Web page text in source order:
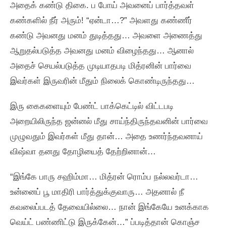
அதைக்‌ கண்டு திகை. ப போய்‌ அவனைப்‌ பார்த்தவள்‌
கண்களில்‌ நீர்‌ அரும்‌! “ஏன்டா…?” அவளது கண்ணீர்‌
கண்டு அவனது மனம்‌ துடித்தது… அவளை அணைத்து
ஆறுதல்படுத்த அவனது மனம்‌ விழைந்தது… ஆனால்‌
அதைச்‌ செயல்படுத்த முடியாதபடி மித்ரனின்‌ பார்வை
இவர்கள்‌ இருவரின்‌ மீதும்‌ நிலைக்‌ கொண்டிருந்தது…
இரு கைகளையும்‌ பேண்ட்‌ பாக்கெட்டில்‌ விட்டபடி
அறையிலிருந்த ஜன்னல்‌ மீது சாய்ந்திருந்தவனின்‌ பார்வை
முழுவதும்‌ இவர்கள்‌ மீது தான்‌… அதை உணர்ந்தவனாய்‌
விஷ்வா தனது தோழியைத்‌ தேற்றினான்‌…
“இங்கே பாரு சஹிம்மா… மித்ரன்‌ ரொம்ப நல்லவர்டா…
உன்னைப்‌ பூ மாதிரி பார்த்துக்குவாரு… அதனால்‌ நீ
கவலைப்படத்‌ தேவையில்லை… நான்‌ இங்கேயே உனக்காக
வெய்ட்‌ பண்ணிட்டு இருக்கேன்‌…” ப்படித்தான்‌ கொஞ்ச